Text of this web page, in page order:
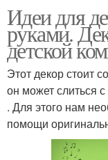
Идеи для
руками.
детской
Этот декор стоит
он может слиться
. Для этого нам
помощи